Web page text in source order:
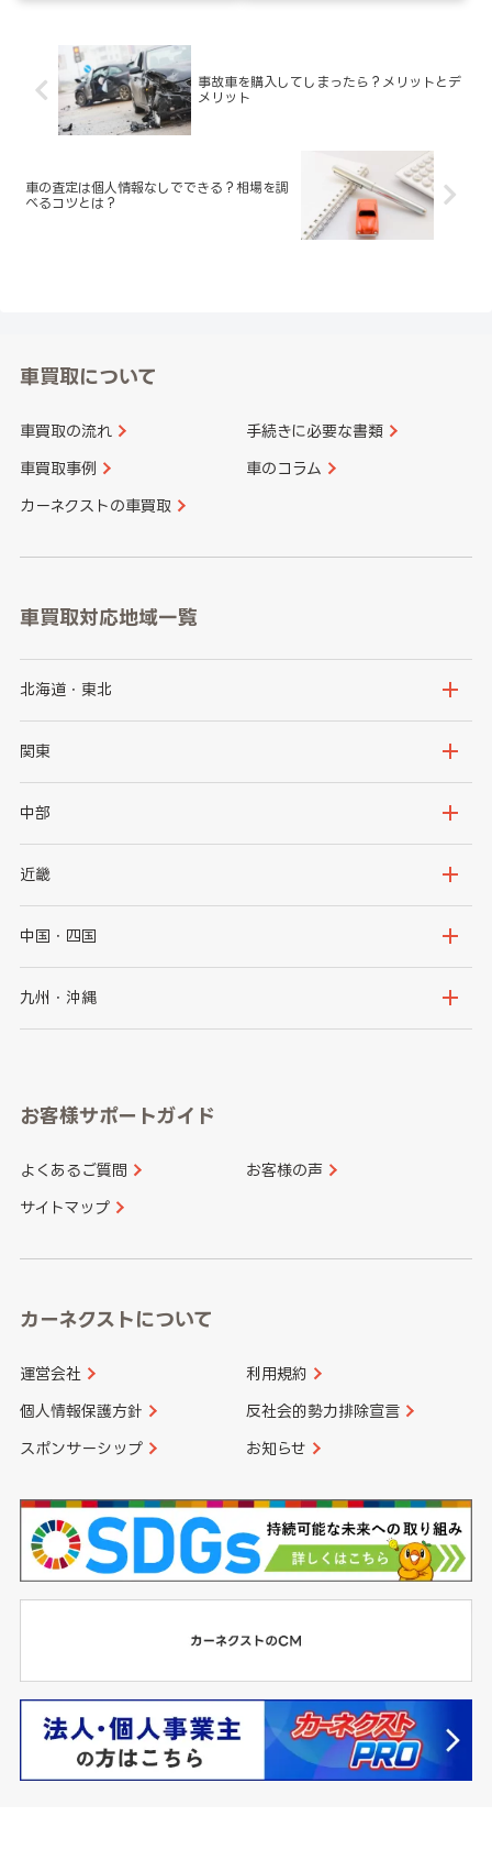
事故車を購入してしまったら？メリットとデ
メリット
車の査定は個人情報なしでできる？相場を調
べるコツとは？
車買取について
車買取の流れ 手続きに必要な書類
車買取事例 車のコラム
カーネクストの車買取
車買取対応地域一覧
北海道・東北
北海道
岩手県
秋田県
関東
茨城県
群馬県
千葉県
中部
新潟県
石川県
山梨県
愛知県
近畿
大阪府
京都府
和歌山県
中国・四国
鳥取県
山口県
香川県 愛媛県
九州・沖縄
長崎県
大分県 宮崎県
お客様サポートガイド
よくあるご質問 お客様の声
サイトマップ
カーネクストについて
運営会社 利用規約
個人情報保護方針 反社会的勢力排除宣言
スポンサーシップ お知らせ